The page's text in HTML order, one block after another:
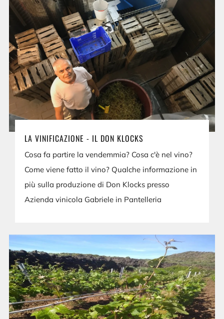
LA VINIFICAZIONE - IL DON KLOCKS
Cosa fa partire la vendemmia? Cosa c'è nel vino?
Come viene fatto il vino? Qualche informazione in
più sulla produzione di Don Klocks presso
Azienda vinicola Gabriele in Pantelleria